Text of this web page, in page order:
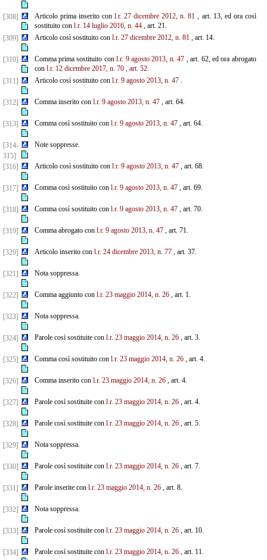
[308] Articolo prima inserito con l.r. 27 dicembre 2012, n. 81 , art. 13, ed ora così
sostituito con l.r. 14 luglio 2016, n. 44, art. 21.
[309]
Articolo così sostituito con l.r. 27 dicembre 2012, n. 81, art. 14.
[310] Comma prima sostituito conl.r. 9 agosto 2013, n. 47 , art. 62, ed ora abrogato
con l.r. 12 dicembre 2017, n. 70 , art. 52.
[311]
Articolo così sostituito con l.r. 9 agosto 2013, n. 47.
[312] Comma inserito con l.r. 9 agosto 2013, n. 47, art. 64.
[313] Comma così sostituito con l.r. 9 agosto 2013, n. 47, art. 64.
[314-
315]
Note soppresse.
[316] Articolo così sostituito con l.r. 9 agosto 2013, n. 47, art. 68.
[317] Comma così sostituito con l.r. 9 agosto 2013, n. 47, art. 69.
[318] Comma così sostituito con l.r. 9 agosto 2013, n. 47, art. 70.
[319] Comma abrogato con l.r. 9 agosto 2013, n. 47, art. 71.
[320] Articolo inserito con l.r. 24 dicembre 2013, n. 77, art. 37.
[321] Nota soppressa.
[322] Comma aggiunto con l.r. 23 maggio 2014, n. 26, art. 1.
[323] Nota soppressa.
[324] Parole così sostituite con l.r. 23 maggio 2014, n. 26, art. 3.
[325] Comma così sostituito con l.r. 23 maggio 2014, n. 26, art. 4.
[326] Comma inserito con l.r. 23 maggio 2014, n. 26, art. 4.
[327] Parole così sostituite con l.r. 23 maggio 2014, n. 26, art. 4.
[328] Parole così sostituite con l.r. 23 maggio 2014, n. 26, art. 5.
[329] Nota soppressa.
[330] Parole così sostituite con l.r. 23 maggio 2014, n. 26, art. 7.
[331] Parole inserite con l.r. 23 maggio 2014, n. 26, art. 8.
[332] Nota soppressa.
[333] Parole così sostituite con l.r. 23 maggio 2014, n. 26, art. 10.
[334] Parole così sostituite con l.r. 23 maggio 2014, n. 26, art. 11.